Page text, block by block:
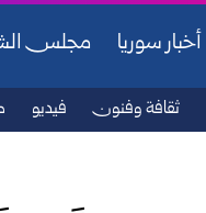
أخبار سوريا مجلس
ثقافة وفنون فيديو